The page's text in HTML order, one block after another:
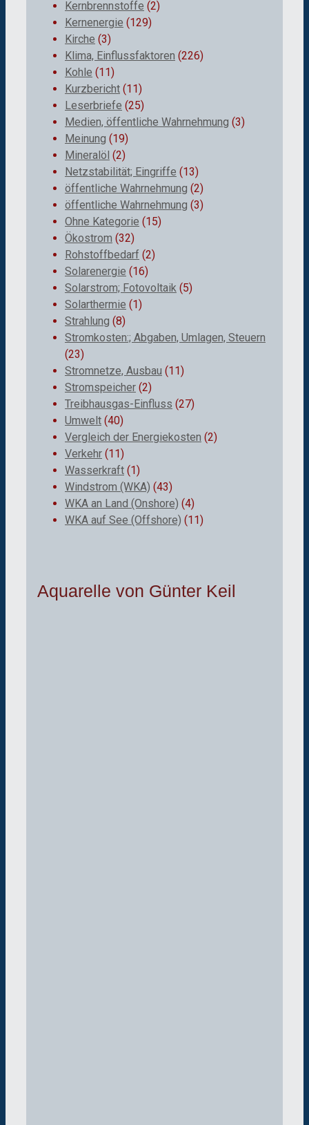
Kernbrennstoffe (2)
Kernenergie (129)
Kirche (3)
Klima, Einflussfaktoren (226)
Kohle (11)
Kurzbericht (11)
Leserbriefe (25)
Medien, öffentliche Wahrnehmung (3)
Meinung (19)
Mineralöl (2)
Netzstabilität; Eingriffe (13)
öffentliche Wahrnehmung (2)
öffentliche Wahrnehmung (3)
Ohne Kategorie (15)
Ökostrom (32)
Rohstoffbedarf (2)
Solarenergie (16)
Solarstrom; Fotovoltaik (5)
Solarthermie (1)
Strahlung (8)
Stromkosten:; Abgaben, Umlagen, Steuern
(23)
Stromnetze, Ausbau (11)
Stromspeicher (2)
Treibhausgas-Einfluss (27)
Umwelt (40)
Vergleich der Energiekosten (2)
Verkehr (11)
Wasserkraft (1)
Windstrom (WKA) (43)
WKA an Land (Onshore) (4)
WKA auf See (Offshore) (11)
Aquarelle von Günter Keil